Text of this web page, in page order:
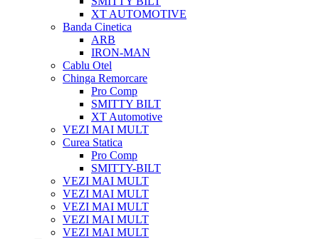
XT AUTOMOTIVE
Banda Cinetica
ARB
IRON-MAN
Cablu Otel
Chinga Remorcare
Pro Comp
SMITTY BILT
XT Automotive
VEZI MAI MULT
Curea Statica
Pro Comp
SMITTY-BILT
VEZI MAI MULT
VEZI MAI MULT
VEZI MAI MULT
VEZI MAI MULT
VEZI MAI MULT